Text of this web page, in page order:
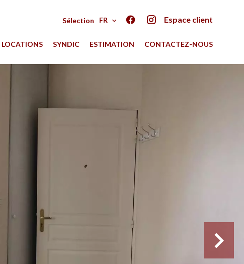
Sélection FR Espace client
LOCATIONS SYNDIC ESTIMATION CONTACTEZ-NOUS